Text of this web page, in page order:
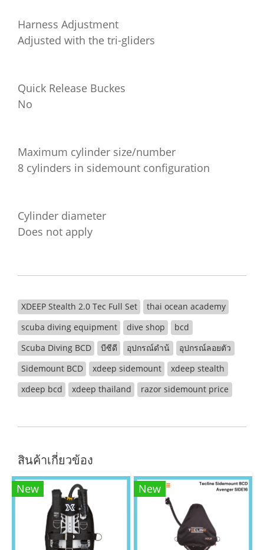
Harness Adjustment
Adjusted with the tri-gliders
Quick Release Buckes
No
Maximum cylinder size/number
8 cylinders in sidemount configuration
Cylinder diameter
Does not apply
XDEEP Stealth 2.0 Tec Full Set
thai ocean academy
scuba diving equipment
dive shop
bcd
Scuba Diving BCD
บีซีดี อุปกรณ์ดำน้
อุปกรณ์ลอยตัว
Sidemount BCD
xdeep sidemount
xdeep stealth
xdeep bcd
xdeep thailand razor sidemount price
สินค้าเกี่ยวข้อง
New New